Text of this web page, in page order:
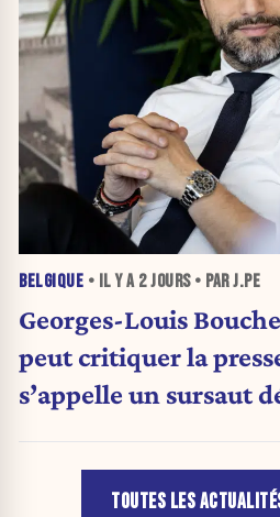
BELGIQUE • IL Y A 2 JOURS• PAR J.PE
Georges-Louis
peut critiquer la
s’appelle un sursaut
TOUTES LES